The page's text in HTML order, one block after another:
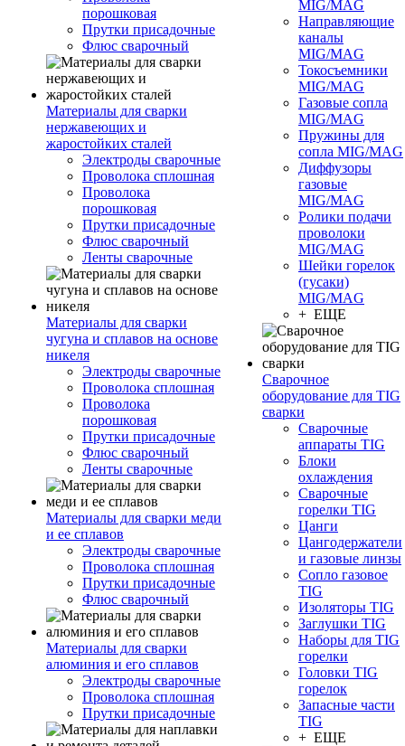
порошковая
Прутки присадочные
Флюс сварочный
Материалы для сварки
нержавеющих и
жаростойких сталей
Электроды сварочные
Проволока сплошная
Проволока
порошковая
Прутки присадочные
Флюс сварочный
Ленты сварочные
Материалы для сварки
чугуна и сплавов на основе
никеля
Электроды сварочные
Проволока сплошная
Проволока
порошковая
Прутки присадочные
Флюс сварочный
Ленты сварочные
Материалы для сварки меди
и ее сплавов
Электроды сварочные
Проволока сплошная
Прутки присадочные
Флюс сварочный
Материалы для сварки
алюминия и его сплавов
Электроды сварочные
Проволока сплошная
Прутки присадочные
MIG/MAG
Направляющие
каналы
MIG/MAG
Токосъемники
MIG/MAG
Газовые сопла
MIG/MAG
Пружины для
сопла MIG/MAG
Диффузоры
газовые
MIG/MAG
Ролики подачи
проволоки
MIG/MAG
Шейки горелок
(гусаки)
MIG/MAG
+ ЕЩЕ
Сварочное
оборудование для TIG
сварки
Сварочные
аппараты TIG
Блоки
охлаждения
Сварочные
горелки TIG
Цанги
Цангодержатели
и газовые линзы
Сопло газовое
TIG
Изоляторы TIG
Заглушки TIG
Наборы для TIG
горелки
Головки TIG
горелок
Запасные части
TIG
+ ЕЩЕ